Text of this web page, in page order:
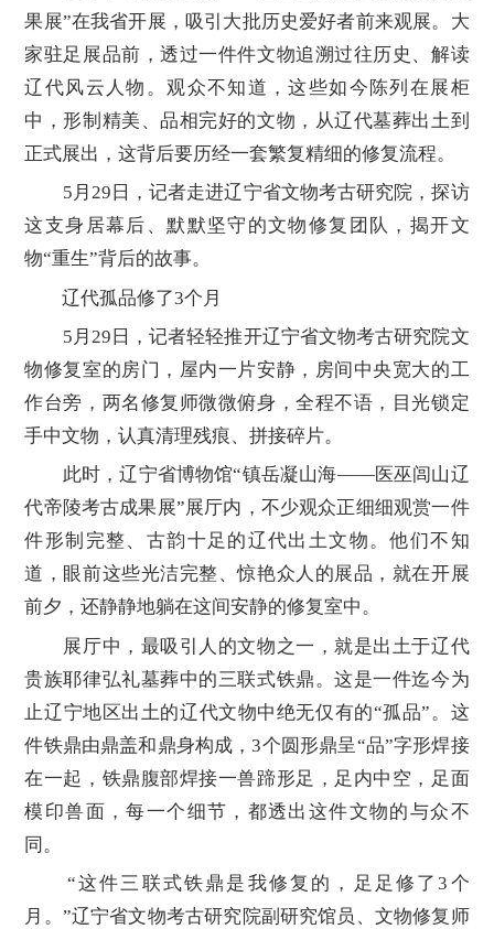
果展”在我省开展，吸引大批历史爱好者前来观展。大
家驻足展品前，透过一件件文物追溯过往历史、解读
辽代风云人物。观众不知道，这些如今陈列在展柜
中，形制精美、品相完好的文物，从辽代墓葬出土到
正式展出，这背后要历经一套繁复精细的修复流程。
5月29日，记者走进辽宁省文物考古研究院，探访
这支身居幕后、默默坚守的文物修复团队，揭开文
物“重生”背后的故事。
辽代孤品修了3个月
5月29日，记者轻轻推开辽宁省文物考古研究院文
物修复室的房门，屋内一片安静，房间中央宽大的工
作台旁，两名修复师微微俯身，全程不语，目光锁定
手中文物，认真清理残痕、拼接碎片。
此时，辽宁省博物馆“镇岳凝山海——医巫闾山辽
代帝陵考古成果展”展厅内，不少观众正细细观赏一件
件形制完整、古韵十足的辽代出土文物。他们不知
道，眼前这些光洁完整、惊艳众人的展品，就在开展
前夕，还静静地躺在这间安静的修复室中。
展厅中，最吸引人的文物之一，就是出土于辽代
贵族耶律弘礼墓葬中的三联式铁鼎。这是一件迄今为
止辽宁地区出土的辽代文物中绝无仅有的“孤品”。这
件铁鼎由鼎盖和鼎身构成，3个圆形鼎呈“品”字形焊接
在一起，铁鼎腹部焊接一兽蹄形足，足内中空，足面
模印兽面，每一个细节，都透出这件文物的与众不
同。
“这件三联式铁鼎是我修复的，足足修了3个
月。”辽宁省文物考古研究院副研究馆员、文物修复师